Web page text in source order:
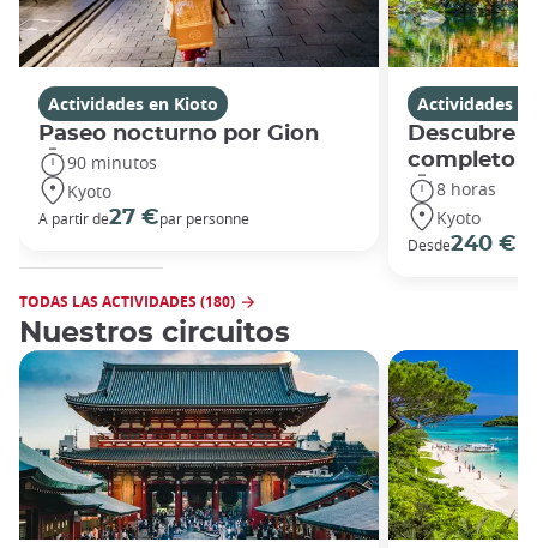
Actividades en Kioto
Paseo nocturno por Gion
90 minutos
Kyoto
A partir de27 €par personne
Actividades
Descubre
completo
8 horas
Kyoto
Desde240 €
TODAS LAS ACTIVIDADES (180)
Nuestros circuitos